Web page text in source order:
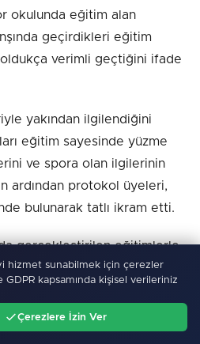
okulunda eğitim alan
geçirdikleri eğitim
verimli geçtiğini ifade
yakından ilgilendiğini
eğitim sayesinde yüzme
ve spora olan ilgilerinin
ardından protokol üyeleri,
bulunarak tatlı ikram etti.
gerçekleştirilen eğitimlerle
Osmangazi Belediyesi,
tatil zamanlarını
değerlendirmelerine
hizmet sunabilmek için çerezler
GDPR kapsamında kişisel verileriniz
Çerezlere İzin Ver
Ara Menü